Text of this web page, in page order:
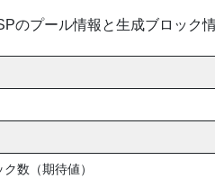
のプール情報と生成ブロック
数（期待値）